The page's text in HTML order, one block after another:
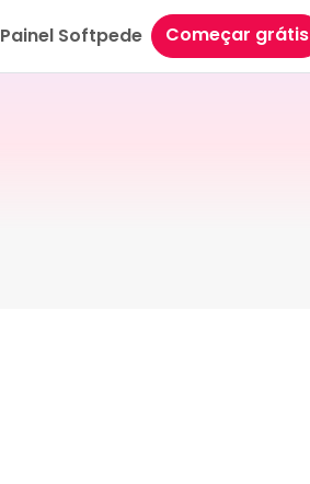
Painel Softpede Começar grátis